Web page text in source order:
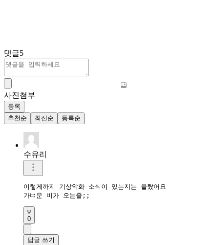
댓글5
사진첨부
등록
추천순
최신순 등록순
수유리
이렇게까지 기상악화 소식이 있는지는 몰랐어요
가벼운 비가 오는줄;;
0
답글 쓰기